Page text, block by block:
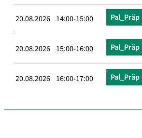
20.08.2026 14:00-15:00 Pal_Präp
20.08.2026 15:00-16:00 Pal_Präp
20.08.2026 16:00-17:00 Pal_Präp